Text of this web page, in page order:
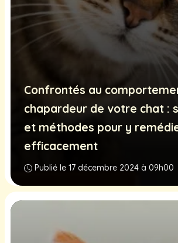
Confrontés au
chapardeur de votre chat :
et méthodes pour y
efficacement
Publié le 17 décembre 2024 à 09h00